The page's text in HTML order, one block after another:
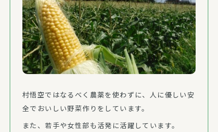
村悟空ではなるべく農薬を使わずに、人に優しい安
全でおいしい野菜作りをしています。
また、若手や女性部も活発に活躍しています。